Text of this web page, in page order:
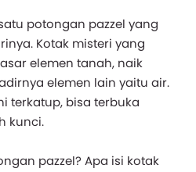
potongan pazzel yang
Kotak misteri yang
elemen tanah, naik
elemen lain yaitu air.
terkatup, bisa terbuka
kunci.
pazzel? Apa isi kotak